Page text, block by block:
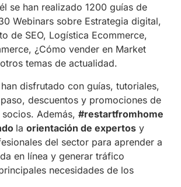
se han realizado 1200 guías de
Webinars sobre Estrategia digital,
de SEO, Logística Ecommerce,
¿Cómo vender en Market
temas de actualidad.
disfrutado con guías, tutoriales,
descuentos y promociones de
Además, #restartfromhome
la orientación de expertosy
del sector para aprender a
en línea y generar tráfico
necesidades de los